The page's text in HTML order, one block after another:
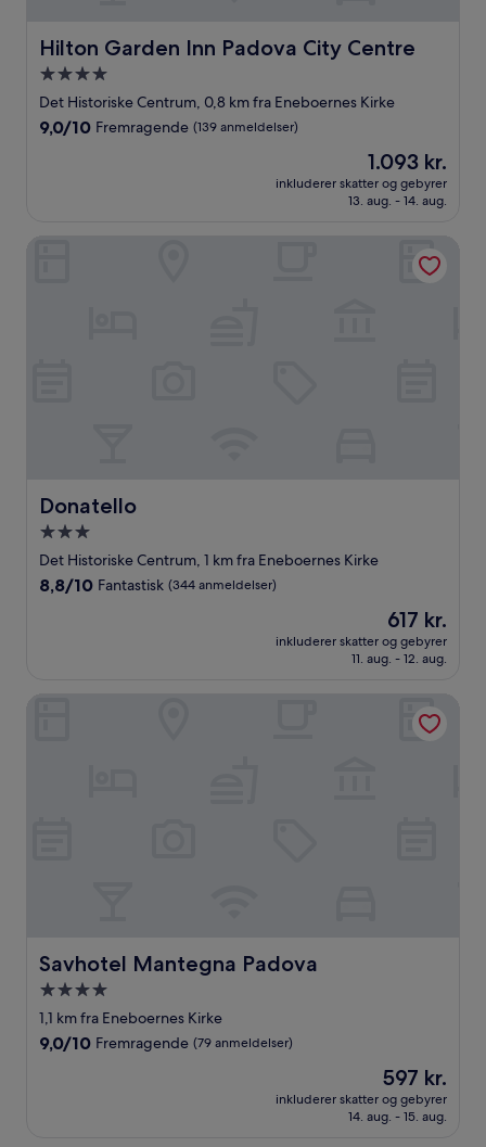
Hilton Garden Inn Padova City Centre
Hilton Garden Inn Padova City Centre
4.0-
stjernet
overnatningssted
Det Historiske Centrum, 0,8 km fra Eneboernes Kirke
9.0
anmeldelser)
9,0/10 Fremragende (139 anmeldelser)
Prisen
er
1.093 kr.
1.093 kr.
inkluderer skatter og gebyrer
13. aug. - 14. aug.
Donatello
Donatello
3.0-
stjernet
overnatningssted
Det Historiske Centrum, 1 km fra Eneboernes Kirke
8.8
anmeldelser)
8,8/10 Fantastisk (344 anmeldelser)
Prisen
er
617 kr.
617 kr.
inkluderer skatter og gebyrer
11. aug. - 12. aug.
Savhotel Mantegna Padova
Savhotel Mantegna Padova
4.0-
stjernet
overnatningssted
1,1 km fra Eneboernes Kirke
9.0
9,0/10 Fremragende (79 anmeldelser)
Prisen
er
597 kr.
597 kr.
inkluderer skatter og gebyrer
14. aug. - 15. aug.